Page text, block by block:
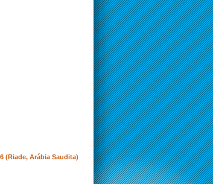
(Riade, Arábia Saudita)